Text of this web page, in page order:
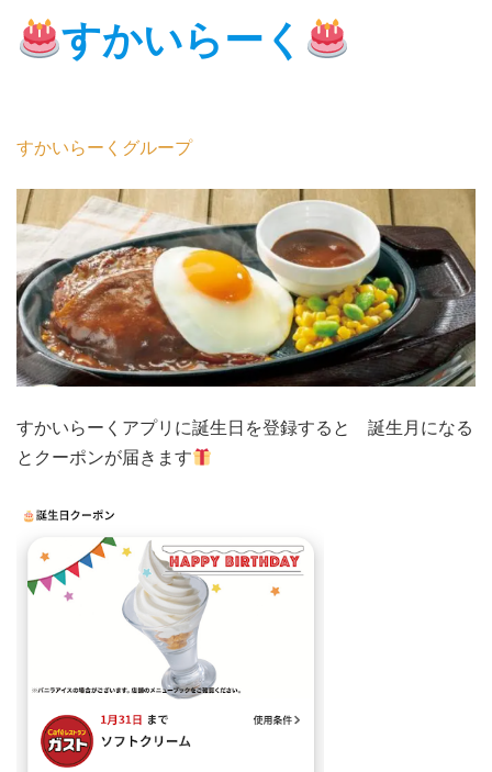
すかいらーく
すかいらーくグループ
すかいらーくアプリに誕生日を登録すると 誕生月になる
とクーポンが届きます